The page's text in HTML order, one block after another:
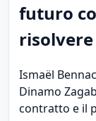
futuro
risolvere
Ismaël
Dinamo
contratto e il